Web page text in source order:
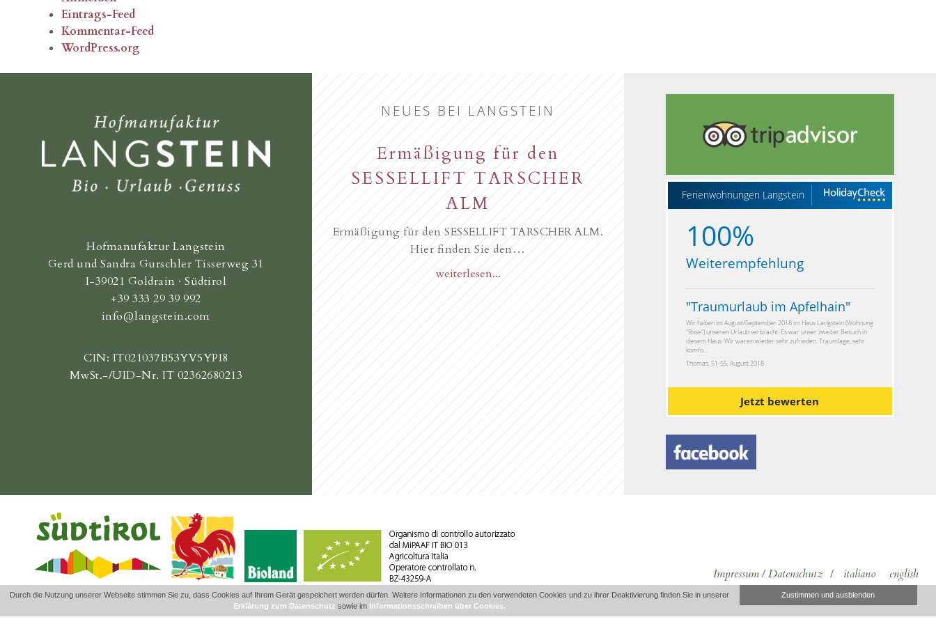
Eintrags-Feed
Kommentar-Feed
WordPress.org
Hofmanufaktur Langstein
Gerd und Sandra Gurschler Tisserweg 31
I-39021 Goldrain · Südtirol
+39 333 29 39 992
info@langstein.com
CIN: IT021037B53YV5YPI8
MwSt.-/UID-Nr. IT 02362680213
NEUES BEI LANGSTEIN
Ermäßigung für den
SESSELLIFT TARSCHER
ALM
Ermäßigung für den SESSELLIFT TARSCHER ALM.
Hier finden Sie den…
weiterlesen...
Ferienwohnungen Langstein
100%
Weiterempfehlung
"Traumurlaub im Apfelhain"
Wir haben im August/September 2018 im Haus Langstein (Wohnung
"Rose") unseren Urlaub verbracht. Es war unser zweiter Besuch in
diesem Haus. Wir waren wieder sehr zufrieden. Traumlage, sehr
komfo...
Thomas, 51-55, August 2018
Jetzt bewerten
Impressum/Datenschutz / italiano english
Durch die Nutzung unserer Webseite stimmen Sie zu, dass Cookies auf Ihrem Gerät gespeichert werden dürfen. Weitere Informationen zu den verwendeten Cookies und zu ihrer Deaktivierung finden Sie in unserer
Erklärung zum Datenschutz sowie im Informationsschreiben über Cookies.
Zustimmen und ausblenden